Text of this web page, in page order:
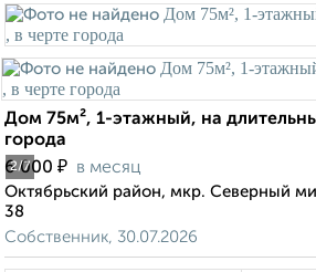
2/7
Дом 75м², 1-этажный, на
города
6 000 ₽ в месяц
Октябрьский район, мкр. Северный
38
Собственник, 30.07.2026